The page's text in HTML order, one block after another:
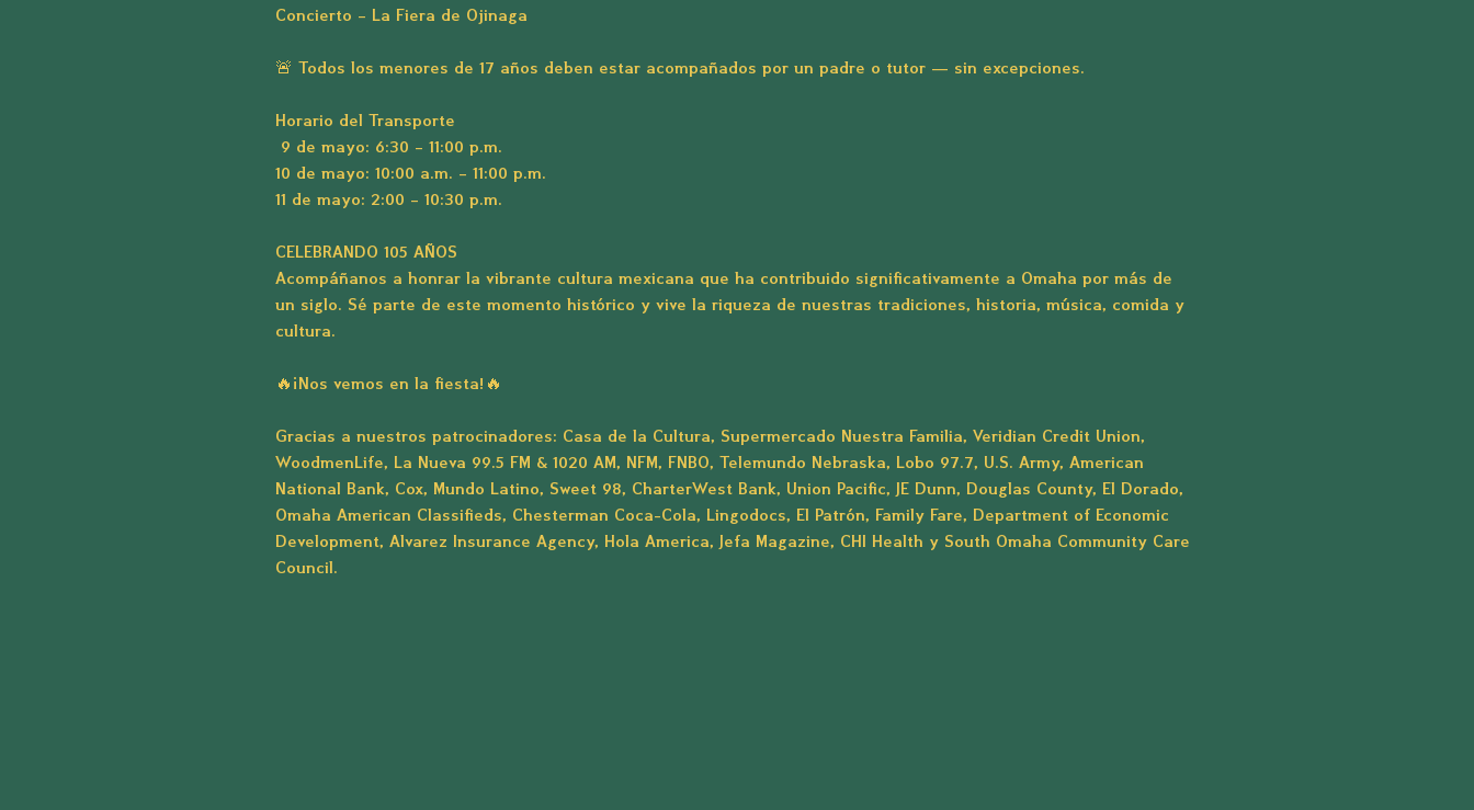
Concierto – La Fiera de Ojinaga
🚨 Todos los menores de 17 años deben estar acompañados por un padre o tutor — sin excepciones.
Horario del Transporte
9 de mayo: 6:30 – 11:00 p.m.
10 de mayo: 10:00 a.m. – 11:00 p.m.
11 de mayo: 2:00 – 10:30 p.m.
CELEBRANDO 105 AÑOS
Acompáñanos a honrar la vibrante cultura mexicana que ha contribuido significativamente a Omaha por más de
un siglo. Sé parte de este momento histórico y vive la riqueza de nuestras tradiciones, historia, música, comida y
cultura.
🔥¡Nos vemos en la fiesta!🔥
Gracias a nuestros patrocinadores: Casa de la Cultura, Supermercado Nuestra Familia, Veridian Credit Union,
WoodmenLife, La Nueva 99.5 FM & 1020 AM, NFM, FNBO, Telemundo Nebraska, Lobo 97.7, U.S. Army, American
National Bank, Cox, Mundo Latino, Sweet 98, CharterWest Bank, Union Pacific, JE Dunn, Douglas County, El Dorado,
Omaha American Classifieds, Chesterman Coca-Cola, Lingodocs, El Patrón, Family Fare, Department of Economic
Development, Alvarez Insurance Agency, Hola America, Jefa Magazine, CHI Health y South Omaha Community Care
Council.